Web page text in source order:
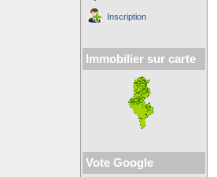
Inscription
Immobilier sur carte
Vote Google